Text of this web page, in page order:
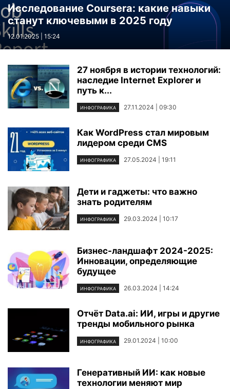
Исследование Coursera: какие навыки
станут ключевыми в 2025 году
12.01.2025 | 15:24
27 ноября в истории технологий:
наследие Internet Explorer и
путь к...
ИНФОГРАФИКА 27.11.2024 | 09:30
Как WordPress стал мировым
лидером среди CMS
ИНФОГРАФИКА 27.05.2024 | 19:11
Дети и гаджеты: что важно
знать родителям
ИНФОГРАФИКА 29.03.2024 | 10:17
Бизнес-ландшафт 2024-2025:
Инновации, определяющие
будущее
ИНФОГРАФИКА 26.03.2024 | 14:24
Отчёт Data.ai: ИИ, игры и другие
тренды мобильного рынка
ИНФОГРАФИКА 29.01.2024 | 10:00
Генеративный ИИ: как новые
технологии меняют мир